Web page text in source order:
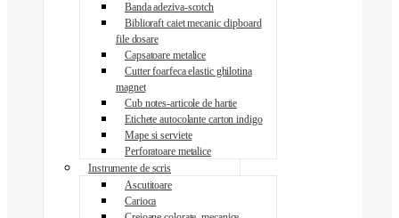
Banda adeziva-scotch
Biblioraft caiet mecanic clipboard
file dosare
Capsatoare metalice
Cutter foarfeca elastic ghilotina
magnet
Cub notes-articole de hartie
Etichete autocolante carton indigo
Mape si serviete
Perforatoare metalice
Instrumente de scris
Ascutitoare
Carioca